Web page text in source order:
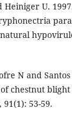
Heiniger U.
N and
chestnut
53-59.